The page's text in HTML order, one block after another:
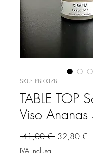
SKU: PBL037B
TABLE TOP
Viso Ananas
41,00 € Prezzo
32,80 €
IVA inclusa